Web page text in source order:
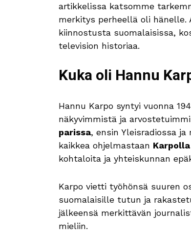
artikkelissa katsomme
merkitys perheellä oli hänelle.
kiinnostusta suomalaisissa,
television historiaa.
Kuka oli Hannu
Hannu Karpo syntyi vuonna
näkyvimmistä ja
parissa, ensin Yleisradiossa
kaikkea ohjelmastaan
kohtaloita ja yhteiskunnan
Karpo vietti työhönsä suuren
suomalaisille tutun ja
jälkeensä merkittävän
mieliin.